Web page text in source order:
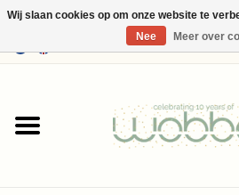
Shop
Wij slaan cookies op om onze website te
Nee
Meer over